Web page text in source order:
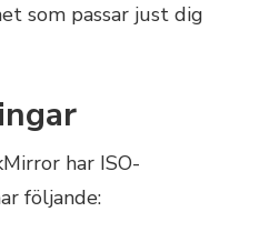
som passar just dig
har ISO-
följande: